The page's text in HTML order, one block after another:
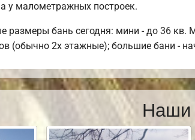
у малометражных построек.
размеры бань сегодня: мини - до 36
(обычно 2х этажные); большие бани -
Наши